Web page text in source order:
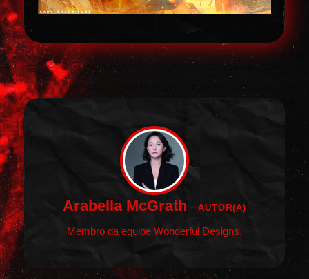
Arabella McGrath AUTOR(A)
Membro da equipe Wonderful Designs.